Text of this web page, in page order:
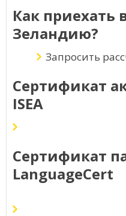
Как приехать
Зеландию?
Запросить
Сертификат
ISEA
Сертификат
LanguageCert